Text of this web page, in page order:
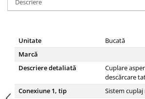
Descriere
Unitate
Bucată
Marcă
Descriere detaliată
Cuplare
descărcare
Conexiune 1, tip
Sistem